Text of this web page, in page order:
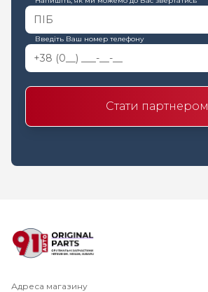
Введіть Ваш номер телефону
Стати партнером
Адреса магазину